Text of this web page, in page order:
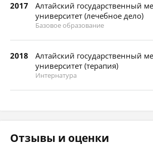
2017
Алтайский государственный
университет (лечебное дело)
Базовое образование
2018
Алтайский государственный
университет (терапия)
Интернатура
Отзывы и оценки